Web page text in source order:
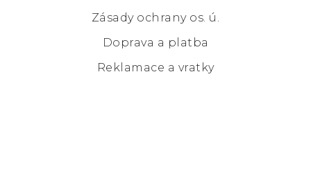
Zásady ochrany os. ú.
Doprava a platba
Reklamace a vratky